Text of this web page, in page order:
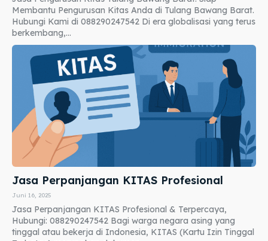
Membantu Pengurusan Kitas Anda di Tulang Bawang Barat.
Hubungi Kami di 088290247542 Di era globalisasi yang terus
berkembang,...
Jasa Perpanjangan KITAS Profesional
Juni 16, 2025
Jasa Perpanjangan KITAS Profesional & Terpercaya,
Hubungi: 088290247542 Bagi warga negara asing yang
tinggal atau bekerja di Indonesia, KITAS (Kartu Izin Tinggal